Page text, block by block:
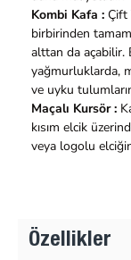
Kombi Kafa : Çift
birbirinden
alttan da
yağmurluklarda,
ve uyku
Maçalı Kursör :
kısım elcik
veya logolu
Özellikler